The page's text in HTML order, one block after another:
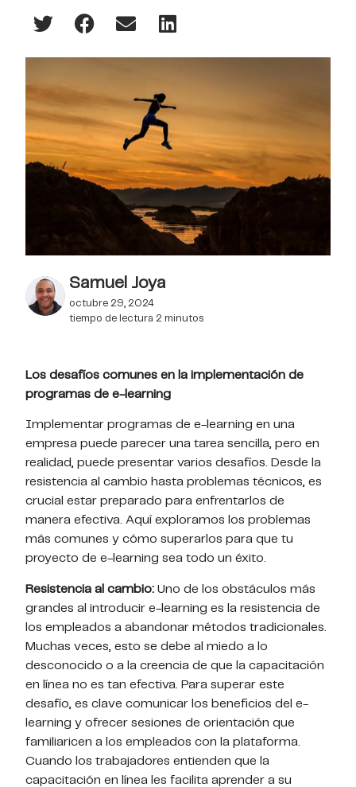
Samuel Joya
octubre 29, 2024
tiempo de lectura 2 minutos
Los desafíos comunes en la implementación de
programas de e-learning
Implementar programas de e-learning en una
empresa puede parecer una tarea sencilla, pero en
realidad, puede presentar varios desafíos. Desde la
resistencia al cambio hasta problemas técnicos, es
crucial estar preparado para enfrentarlos de
manera efectiva. Aquí exploramos los problemas
más comunes y cómo superarlos para que tu
proyecto de e-learning sea todo un éxito.
Resistencia al cambio: Uno de los obstáculos más
grandes al introducir e-learning es la resistencia de
los empleados a abandonar métodos tradicionales.
Muchas veces, esto se debe al miedo a lo
desconocido o a la creencia de que la capacitación
en línea no es tan efectiva. Para superar este
desafío, es clave comunicar los beneficios del e-
learning y ofrecer sesiones de orientación que
familiaricen a los empleados con la plataforma.
Cuando los trabajadores entienden que la
capacitación en línea les facilita aprender a su